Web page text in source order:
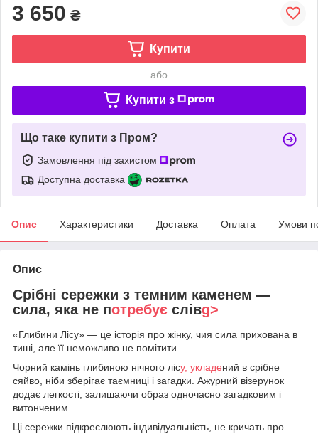
3 650 ₴
Купити
або
Купити з
Що таке купити з Пром?
Замовлення під захистом
Доступна доставка
Опис Характеристики Доставка Оплата Умови
Опис
Срібні сережки з темним каменем —
сила, яка не потребує слівg>
«Глибини Лісу» — це історія про жінку, чия сила прихована в
тиші, але її неможливо не помітити.
Чорний камінь глибиною нічного лісу, укладений в срібне
сяйво, ніби зберігає таємниці і загадки. Ажурний візерунок
додає легкості, залишаючи образ одночасно загадковим і
витонченим.
Ці сережки підкреслюють індивідуальність, не кричать про